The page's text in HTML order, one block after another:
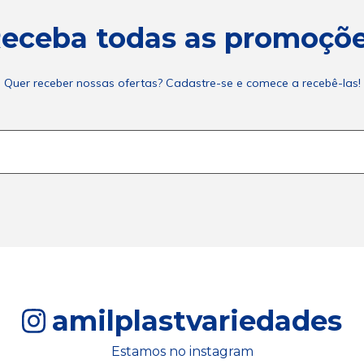
todas as
Quer receber nossas ofertas? Cadastre-se e comece a recebê-las!
amilplastvariedades
Estamos no instagram